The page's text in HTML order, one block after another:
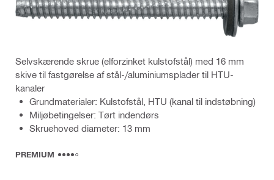
Selvskærende skrue (elforzinket kulstofstål) med 16 mm
skive til fastgørelse af stål-/aluminiumsplader til HTU-
kanaler
Grundmaterialer: Kulstofstål, HTU (kanal til indstøbning)
Miljøbetingelser: Tørt indendørs
Skruehoved diameter: 13 mm
PREMIUM